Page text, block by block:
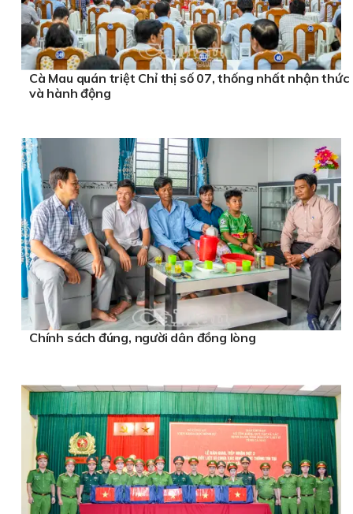
Cà Mau quán triệt Chỉ thị số 07, thống nhất nhận thức
và hành động
Chính sách đúng, người dân đồng lòng